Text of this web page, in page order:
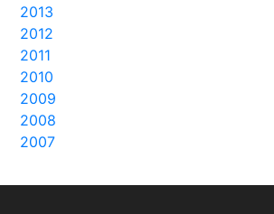
2013
2012
2011
2010
2009
2008
2007